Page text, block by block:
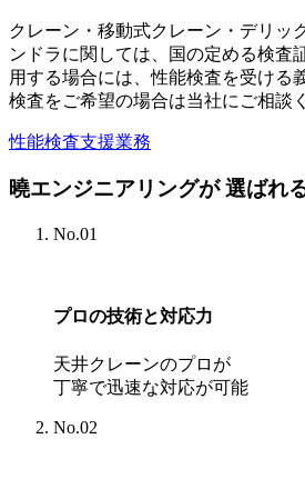
クレーン・移動式クレーン・デリッ
ンドラに関しては、国の定める検査
用する場合には、性能検査を受ける
検査をご希望の場合は当社にご相談
性能検査支援業務
曉エンジニアリングが 選ばれ
No.01
プロの技術と対応力
天井クレーンのプロが
丁寧で迅速な対応が可能
No.02